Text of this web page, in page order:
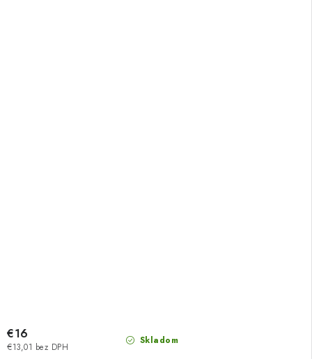
Skladom
€13,01 bez DPH
€16